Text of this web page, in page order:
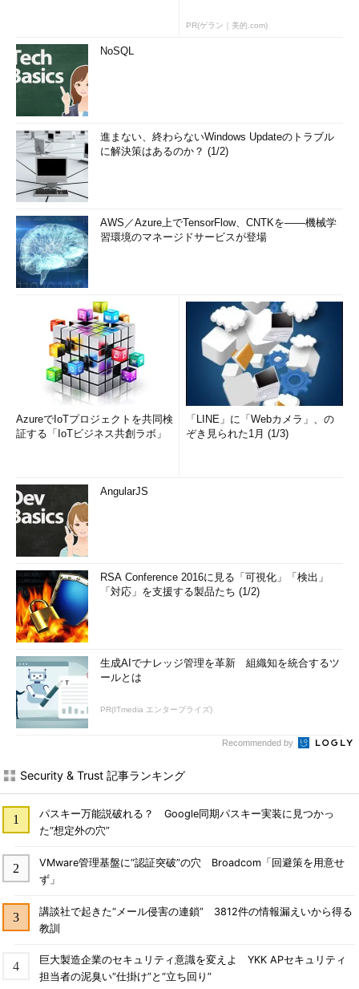
PR(ゲラン｜美的.com)
NoSQL
進まない、終わらないWindows Updateのトラブル
に解決策はあるのか？ (1/2)
AWS／Azure上でTensorFlow、CNTKを――機械学
習環境のマネージドサービスが登場
AzureでIoTプロジェクトを共同検
証する「IoTビジネス共創ラボ」
「LINE」に「Webカメラ」、の
ぞき見られた1月 (1/3)
AngularJS
RSA Conference 2016に見る「可視化」「検出」
「対応」を支援する製品たち (1/2)
生成AIでナレッジ管理を革新 組織知を統合するツ
ールとは
PR(ITmedia エンタープライズ)
Recommended by
Security & Trust 記事ランキング
パスキー万能説破れる？ Google同期パスキー実装に見つかっ
た“想定外の穴”
VMware管理基盤に“認証突破”の穴 Broadcom「回避策を用意せ
ず」
講談社で起きた“メール侵害の連鎖” 3812件の情報漏えいから得る
教訓
巨大製造企業のセキュリティ意識を変えよ YKK APセキュリティ
担当者の泥臭い“仕掛け”と“立ち回り”